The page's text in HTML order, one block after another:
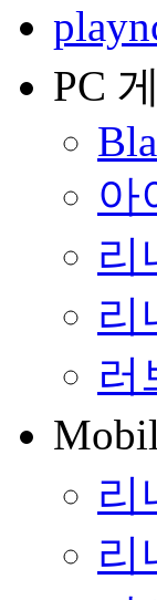
PC
아
리
리
러
리
리